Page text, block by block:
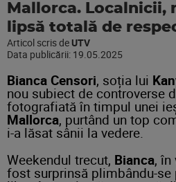
Mallorca. Localnicii,
lipsă totală de
Articol scris de UTV
Data publicării: 19.05.2025
Bianca Censori, soția lui
nou subiect de controverse
fotografiată în timpul unei
Mallorca, purtând un top
i-a lăsat sânii la vedere.
Weekendul trecut, Bianca, în
fost surprinsă plimbându-se